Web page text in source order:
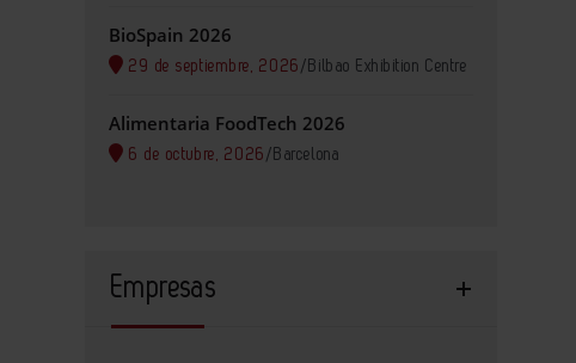
BioSpain 2026
29 de septiembre, 2026 / Bilbao Exhibition Centre
Alimentaria FoodTech 2026
6 de octubre, 2026 / Barcelona
Empresas